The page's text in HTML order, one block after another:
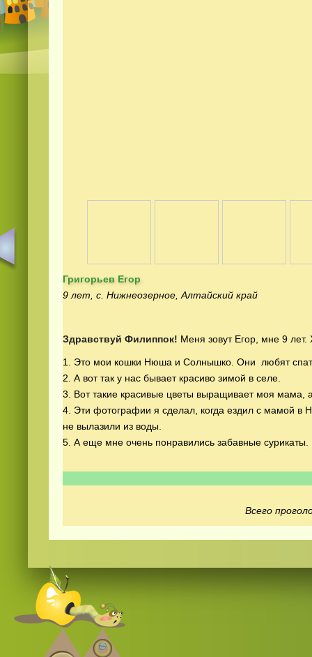
Григорьев Егор
9 лет, с. Нижнеозерное, Алтайский край
Здравствуй Филиппок! Меня зовут Егор, мне 9
1. Это мои кошки Нюша и Солнышко. Они любят
2. А вот так у нас бывает красиво зимой в селе.
3. Вот такие красивые цветы выращивает моя
4. Эти фотографии я сделал, когда ездил с мамой в
не вылазили из воды.
5. А еще мне очень понравились забавные сурикаты.
Всего